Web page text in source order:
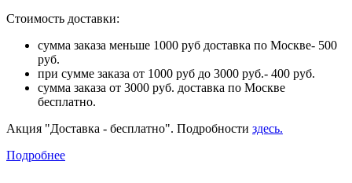
Стоимость доставки:
сумма заказа меньше 1000 руб доставка по Москве- 500
руб.
при сумме заказа от 1000 руб до 3000 руб.- 400 руб.
сумма заказа от 3000 руб. доставка по Москве
бесплатно.
Акция "Доставка - бесплатно". Подробности здесь.
Подробнее